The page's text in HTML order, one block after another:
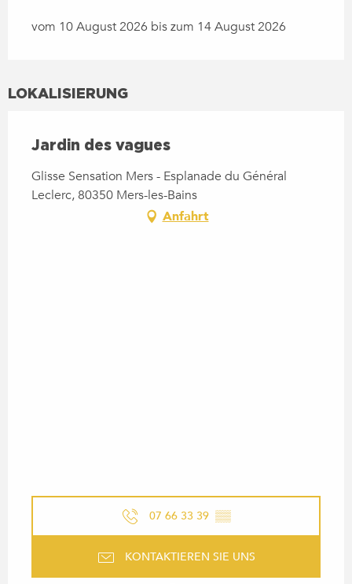
vom 10 August 2026 bis zum 14 August 2026
LOKALISIERUNG
Jardin des vagues
Glisse Sensation Mers - Esplanade du Général
Leclerc, 80350 Mers-les-Bains
Anfahrt
07 66 33 39 ▒▒
KONTAKTIEREN SIE UNS